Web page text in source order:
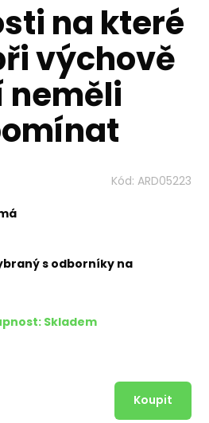
na které
výchově
neměli
Kód: ARD05223
s odborníky na
Skladem